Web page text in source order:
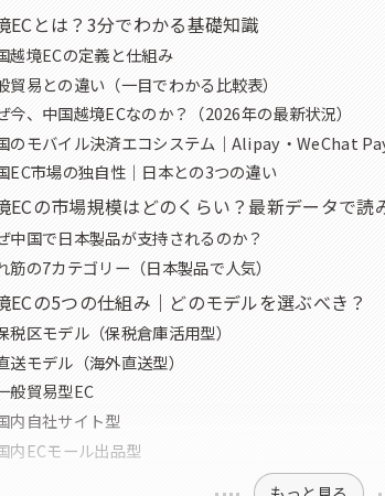
ECとは？3分でわかる基礎知識
越境ECの定義と仕組み
貿易との違い（一目でわかる比較表）
今、中国越境ECなのか？（2026年の最新状況）
のモバイル決済エコシステム｜Alipay・WeChat
EC市場の独自性｜日本との3つの違い
ECの市場規模はどのくらい？最新データで読
中国で日本製品が支持されるのか？
筋の7カテゴリー（日本製品で人気）
ECの5つの仕組み｜どのモデルを選ぶべき？
区モデル（保税倉庫活用型）
モデル（海外直送型）
般貿易型EC
内自社サイト型
内ECモール出品型